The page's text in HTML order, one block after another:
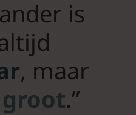
is
, maar
groot.”